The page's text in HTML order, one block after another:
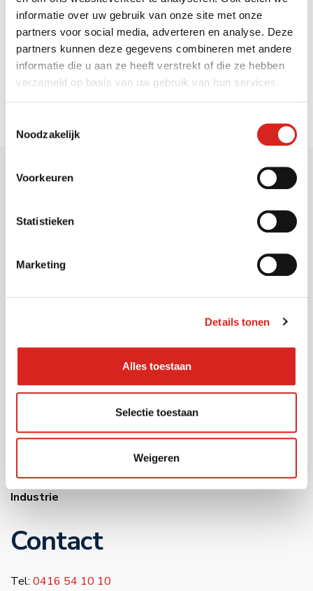
informatie over uw gebruik van onze site met onze
partners voor social media, adverteren en analyse. Deze
partners kunnen deze gegevens combineren met andere
informatie die u aan ze heeft verstrekt of die ze hebben
verzameld op basis van uw gebruik van hun services.
Noodzakelijk
Voorkeuren
Statistieken
Marketing
Details tonen
Alles toestaan
Selectie toestaan
Weigeren
Zoeken op de website
Vervoersbedrijven
Bouwsector
Zorg
Bedrijventerreinen
Industrie
Contact
Tel: 0416 54 10 10